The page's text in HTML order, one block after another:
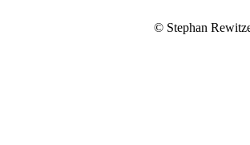
© Stephan